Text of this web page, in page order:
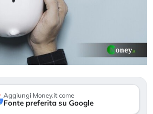
Aggiungi Money.it come
Fonte preferita su Google